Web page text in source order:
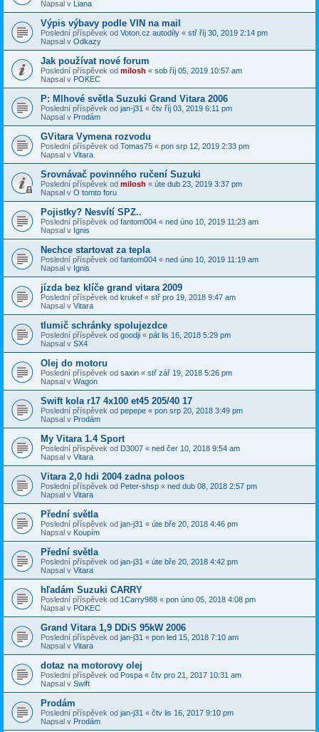
Napsal v Liana
Výpis výbavy podle VIN na mail
Poslední příspěvek od Voton.cz autodíly « stř říj 30, 2019 2:14 pm
Napsal v Odkazy
Jak používat nové forum
Poslední příspěvek od milosh « sob říj 05, 2019 10:57 am
Napsal v POKEC
P: Mlhové světla Suzuki Grand Vitara 2006
Poslední příspěvek od jan-j31 « čtv říj 03, 2019 6:11 pm
Napsal v Prodám
GVitara Vymena rozvodu
Poslední příspěvek od Tomas75 « pon srp 12, 2019 2:33 pm
Napsal v Vitara
Srovnávač povinného ručení Suzuki
Poslední příspěvek od milosh « úte dub 23, 2019 3:37 pm
Napsal v O tomto foru
Pojistky? Nesvítí SPZ..
Poslední příspěvek od fantom004 « ned úno 10, 2019 11:23 am
Napsal v Ignis
Nechce startovat za tepla
Poslední příspěvek od fantom004 « ned úno 10, 2019 11:19 am
Napsal v Ignis
jízda bez klíče grand vitara 2009
Poslední příspěvek od krukef « stř pro 19, 2018 9:47 am
Napsal v Vitara
tlumič schránky spolujezdce
Poslední příspěvek od goodji « pát lis 16, 2018 5:29 pm
Napsal v SX4
Olej do motoru
Poslední příspěvek od saxin « stř zář 19, 2018 5:26 pm
Napsal v Wagon
Swift kola r17 4x100 et45 205/40 17
Poslední příspěvek od pepepe « pon srp 20, 2018 3:49 pm
Napsal v Prodám
My Vitara 1.4 Sport
Poslední příspěvek od D3007 « ned čer 10, 2018 9:54 am
Napsal v Vitara
Vitara 2,0 hdi 2004 zadna poloos
Poslední příspěvek od Peter-shsp « ned dub 08, 2018 2:57 pm
Napsal v Vitara
Přední světla
Poslední příspěvek od jan-j31 « úte bře 20, 2018 4:46 pm
Napsal v Koupím
Přední světla
Poslední příspěvek od jan-j31 « úte bře 20, 2018 4:42 pm
Napsal v Vitara
hľadám Suzuki CARRY
Poslední příspěvek od 1Carry988 « pon úno 05, 2018 4:08 pm
Napsal v POKEC
Grand Vitara 1,9 DDiS 95kW 2006
Poslední příspěvek od jan-j31 « pon led 15, 2018 7:10 am
Napsal v Vitara
dotaz na motorovy olej
Poslední příspěvek od Pospa « čtv pro 21, 2017 10:31 am
Napsal v Swift
Prodám
Poslední příspěvek od jan-j31 « čtv lis 16, 2017 9:10 pm
Napsal v Prodám